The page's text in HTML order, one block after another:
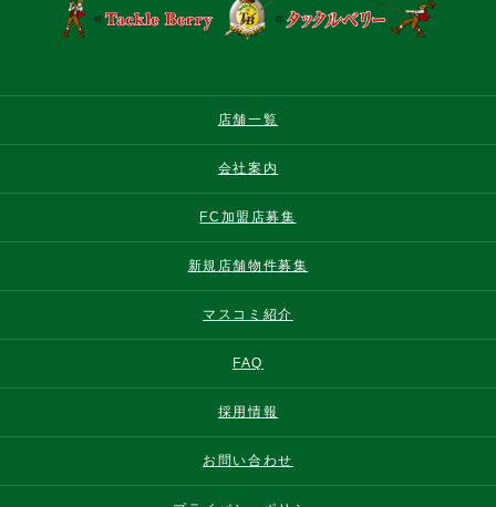
店舗一覧
会社案内
FC加盟店募集
新規店舗物件募集
マスコミ紹介
FAQ
採用情報
お問い合わせ